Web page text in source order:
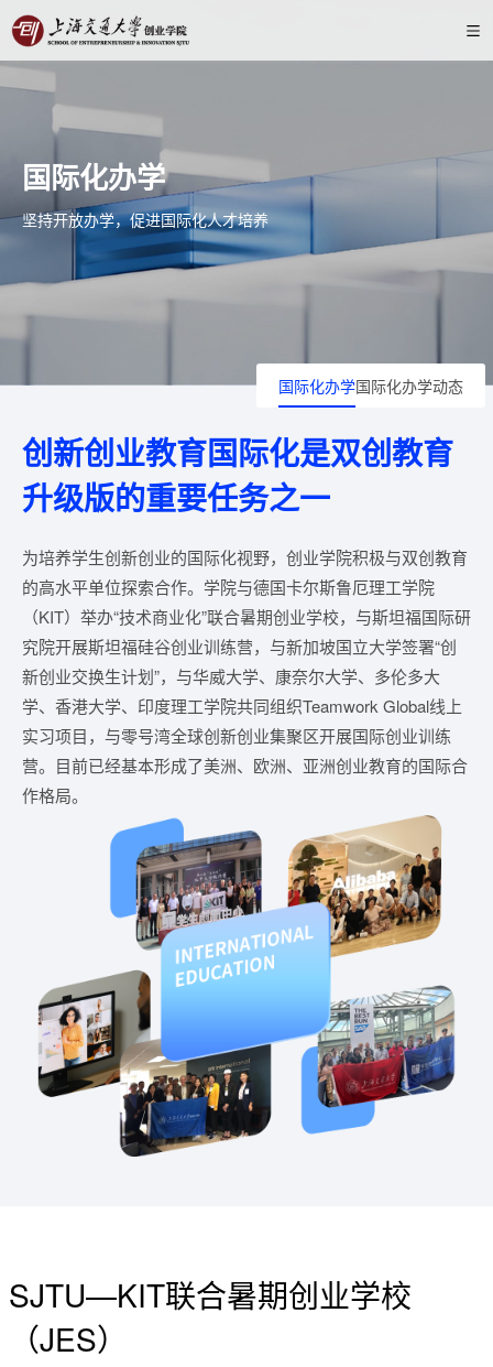
国际化办学
坚持开放办学，促进国际化人才培养
国际化办学国际化办学动态
创新创业教育国际化是双创教育
升级版的重要任务之一
为培养学生创新创业的国际化视野，创业学院积极与双创教育
的高水平单位探索合作。学院与德国卡尔斯鲁厄理工学院
（KIT）举办“技术商业化”联合暑期创业学校，与斯坦福国际研
究院开展斯坦福硅谷创业训练营，与新加坡国立大学签署“创
新创业交换生计划”，与华威大学、康奈尔大学、多伦多大
学、香港大学、印度理工学院共同组织Teamwork Global线上
实习项目，与零号湾全球创新创业集聚区开展国际创业训练
营。目前已经基本形成了美洲、欧洲、亚洲创业教育的国际合
作格局。
SJTU—KIT联合暑期创业学校
（JES）